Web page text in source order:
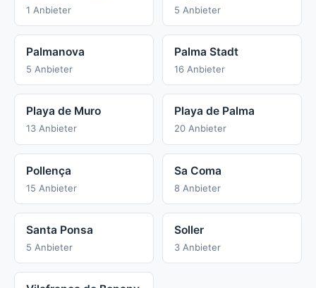
1 Anbieter 5 Anbieter
Palmanova
5 Anbieter
Palma Stadt
16 Anbieter
Playa de Muro
13 Anbieter
Playa de Palma
20 Anbieter
Pollença
15 Anbieter
Sa Coma
8 Anbieter
Santa Ponsa
5 Anbieter
Soller
3 Anbieter